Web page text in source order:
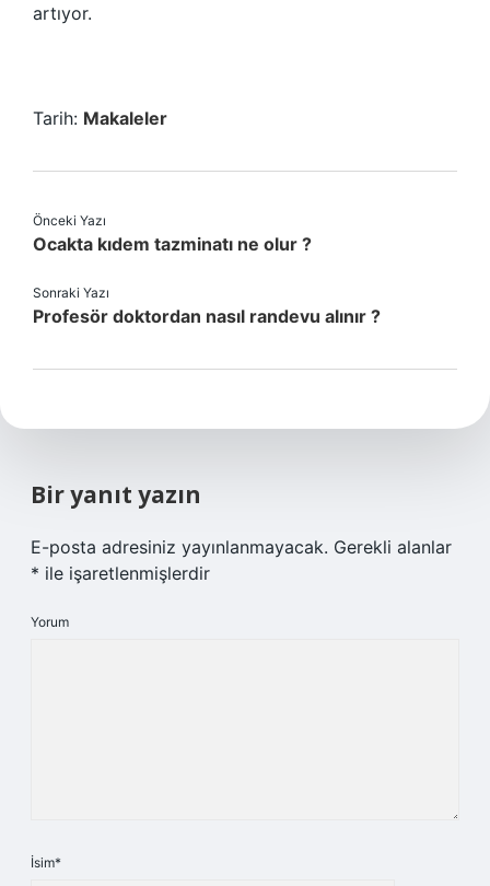
artıyor.
Tarih: Makaleler
Önceki Yazı
Ocakta kıdem tazminatı ne olur ?
Sonraki Yazı
Profesör doktordan nasıl randevu alınır ?
Bir yanıt yazın
E-posta adresiniz yayınlanmayacak. Gerekli alanlar
* ile işaretlenmişlerdir
Yorum
İsim*